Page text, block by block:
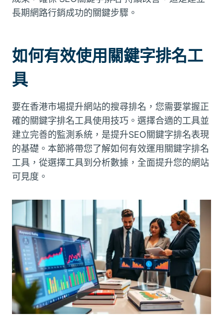
長期網路行銷成功的關鍵步驟。
如何有效使用關鍵字排名工
具
要在香港市場提升網站的搜尋排名，您需要掌握正
確的關鍵字排名工具使用技巧。選擇合適的工具並
建立完善的監測系統，是提升SEO關鍵字排名表現
的基礎。本節將帶您了解如何有效運用關鍵字排名
工具，從選擇工具到分析數據，全面提升您的網站
可見度。